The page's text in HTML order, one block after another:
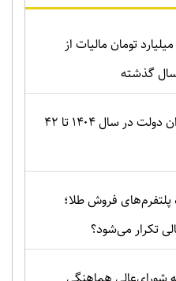
هزار میلیارد تومان مالیات از
حقوق کارمندان دولت در سال ۱۴۰۴ تا ۴۲
پلتفرم‌های فروش طلا؛
تکرار می‌شود؟